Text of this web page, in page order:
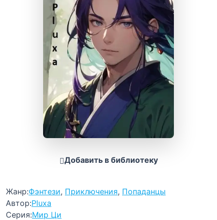
Добавить в библиотеку
Жанр:Фэнтези, Приключения, Попаданцы
Автор:Pluxa
Серия:Мир Ци